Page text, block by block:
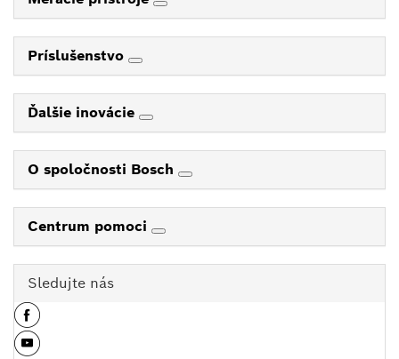
Príslušenstvo
Ďalšie inovácie
O spoločnosti Bosch
Centrum pomoci
Sledujte nás